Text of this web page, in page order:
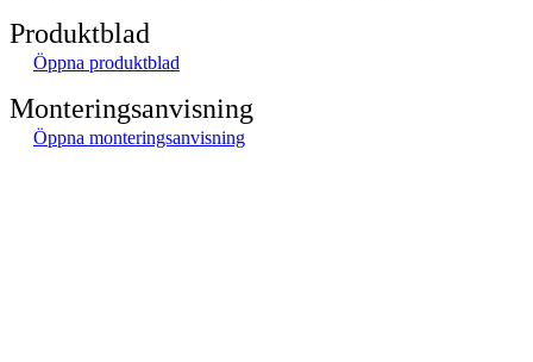
Produktblad
Öppna produktblad
Monteringsanvisning
Öppna monteringsanvisning